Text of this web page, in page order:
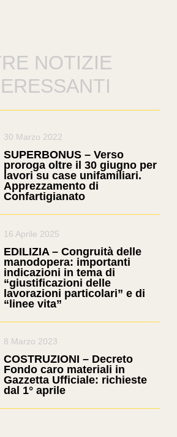
NOTIZIE
30 Marzo 2022
SUPERBONUS – Verso
proroga oltre il 30 giugno per
lavori su case unifamiliari.
Apprezzamento di
Confartigianato
16 Aprile 2025
EDILIZIA – Congruità delle
manodopera: importanti
indicazioni in tema di
“giustificazioni delle
lavorazioni particolari” e di
“linee vita”
8 Marzo 2023
COSTRUZIONI – Decreto
Fondo caro materiali in
Gazzetta Ufficiale: richieste
dal 1° aprile